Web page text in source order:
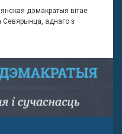
дэмакратыя вітае
аднаго з